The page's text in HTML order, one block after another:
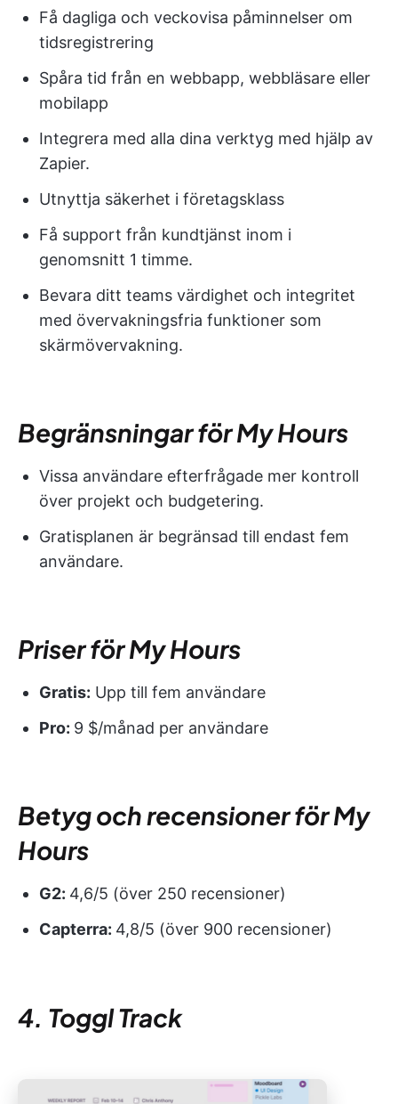
Få dagliga och veckovisa påminnelser om
tidsregistrering
Spåra tid från en webbapp, webbläsare eller
mobilapp
Integrera med alla dina verktyg med hjälp av
Zapier.
Utnyttja säkerhet i företagsklass
Få support från kundtjänst inom i
genomsnitt 1 timme.
Bevara ditt teams värdighet och integritet
med övervakningsfria funktioner som
skärmövervakning.
Begränsningar för My Hours
Vissa användare efterfrågade mer kontroll
över projekt och budgetering.
Gratisplanen är begränsad till endast fem
användare.
Priser för My Hours
Gratis: Upp till fem användare
Pro: 9 $/månad per användare
Betyg och recensioner för My
Hours
G2: 4,6/5 (över 250 recensioner)
Capterra: 4,8/5 (över 900 recensioner)
4. Toggl Track